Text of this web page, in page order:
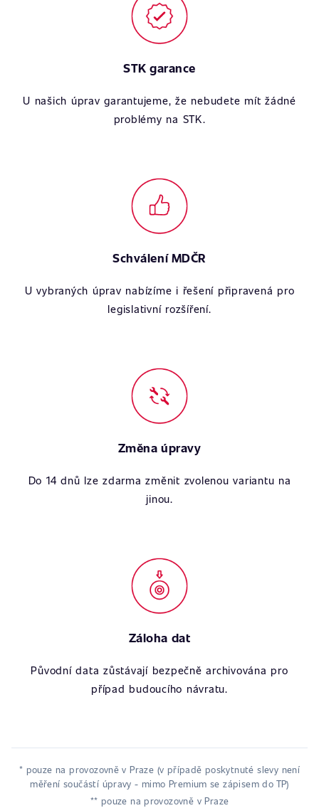
STK garance
U našich úprav garantujeme, že nebudete mít žádné
problémy na STK.
Schválení MDČR
U vybraných úprav nabízíme i řešení připravená pro
legislativní rozšíření.
Změna úpravy
Do 14 dnů lze zdarma změnit zvolenou variantu na
jinou.
Záloha dat
Původní data zůstávají bezpečně archivována pro
případ budoucího návratu.
* pouze na provozovně v Praze (v případě poskytnuté slevy není
měření součástí úpravy - mimo Premium se zápisem do TP)
** pouze na provozovně v Praze